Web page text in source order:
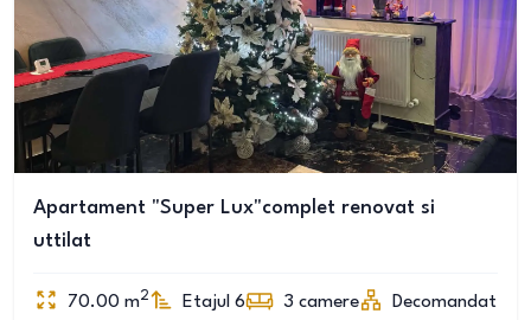
Apartament "Super Lux"complet renovat si
uttilat
70.00 m2 Etajul 6 3 camere
Decomandat